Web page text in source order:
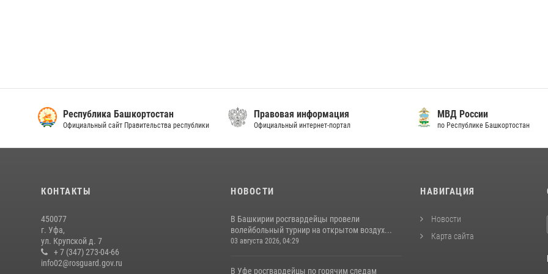
Республика Башкортостан
Официальный сайт Правительства республики
Правовая информация
Официальный интернет-портал
МВД России
по Республике Башкортостан
КОНТАКТЫ
450077
г. Уфа,
ул. Крупской д. 7
+ 7 (347) 273-04-66
info02@rosguard.gov.ru
НОВОСТИ
В Башкирии росгвардейцы провели
волейбольный турнир на открытом воздух...
03 августа 2026, 04:29
В Уфе росгвардейцы по горячим следам
НАВИГАЦИЯ
Новости
Карта сайта